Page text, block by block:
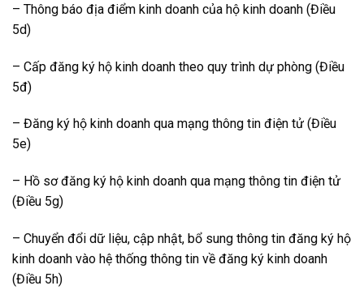
– Thông báo địa điểm kinh doanh của hộ kinh doanh (Điều
5d)
– Cấp đăng ký hộ kinh doanh theo quy trình dự phòng (Điều
5đ)
– Đăng ký hộ kinh doanh qua mạng thông tin điện tử (Điều
5e)
– Hồ sơ đăng ký hộ kinh doanh qua mạng thông tin điện tử
(Điều 5g)
– Chuyển đổi dữ liệu, cập nhật, bổ sung thông tin đăng ký hộ
kinh doanh vào hệ thống thông tin về đăng ký kinh doanh
(Điều 5h)